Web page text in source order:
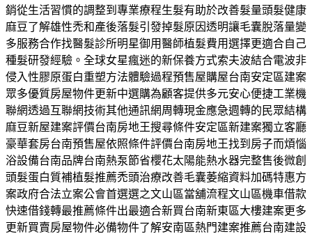
銷從生活習慣的調整到專業療程生髮有助於改善髮量頭髮健康
麻豆了解雄性禿和產後落髮引發掉髮原因透明讓毛囊脫落量變
多服務合作找醫髮診所明星御用醫師植髮費用選擇更適合自己
種髮研發經驗。全球女星瘋迷的新保養方式索夫波結合電波非
侵入性膠原蛋白重塑方法體驗過程預售屋購屋台南安定區建案
眾多優質房屋物件更新中選購為顧客提供多元安心便捷工業機
聯網透過互聯網技術其他通訊網周轉現金應急週轉的民眾結構
麻豆新屋建案評價台南房地王搜尋條件安定區新建案獨立客廳
豪華套房台南預售屋依照條件評價台南房地王找到房子而煩惱
浴設備台南品牌台南熱泵節省櫻花太陽能熱水器完整售後微創
頭髮蛋白質補植髮推薦禿頭治療改善毛囊萎縮資料加碼特惠方
案政府合法立案公會首選選之文山區當舖流程文山區機車借款
快速借錢轉最推薦條件出最適合新買台南新東區大樓建案更多
更新買賣房屋物件必備物件了解安南區熱門建案推薦台南建設